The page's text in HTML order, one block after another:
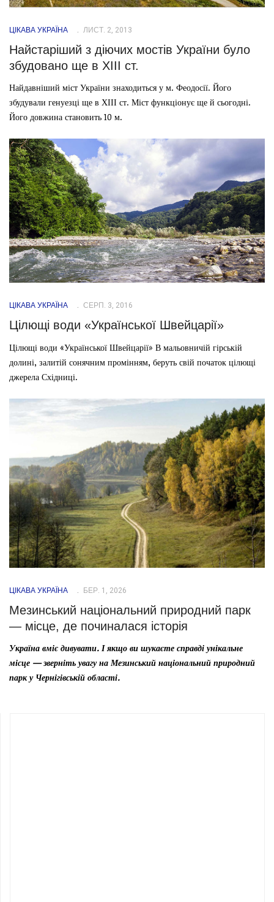
ЦІКАВА УКРАЇНА ЛИСТ. 2, 2013
Найстаріший з діючих мостів України було
збудовано ще в ХІІІ ст.
Найдавніший міст України знаходиться у м. Феодосії. Його
збудували генуезці ще в ХІІІ ст. Міст функціонує ще й сьогодні.
Його довжина становить 10 м.
ЦІКАВА УКРАЇНА СЕРП. 3, 2016
Цілющі води «Української Швейцарії»
Цілющі води «Української Швейцарії» В мальовничій гірській
долині, залитій сонячним промінням, беруть свій початок цілющі
джерела Східниці.
ЦІКАВА УКРАЇНА БЕР. 1, 2026
Мезинський національний природний парк
— місце, де починалася історія
Україна вміє дивувати. І якщо ви шукаєте справді унікальне
місце — зверніть увагу на Мезинський національний природний
парк у Чернігівській області.